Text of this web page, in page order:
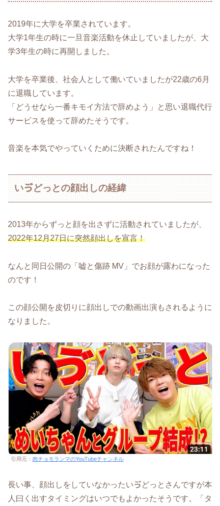
2019年に大学を卒業されています。
大学1年生の時に一旦音楽活動を休止していましたが、大
学3年生の時に再開しました。
大学を卒業後、社会人として働いていましたが22歳の6月
に退職しています。
「どうせなら一番キモイ方法で辞めよう」と思い退職代行
サービスを使って辞めたそうです。
音楽を本気でやっていくために決断されたんですね！
いゔどっとの顔出しの経緯
2013年からずっと顔を出さずに活動されていましたが、
2022年12月27日に突然顔出しを宣言！
なんと同日公開の「嘘と傷跡 MV」でお顔が露わになった
のです！
この顔公開を皮切りに顔出しでの動画出演もされるように
なりました。
引用元： 肉チョモランマのYouTubeチャンネル
長い事、顔出しをしていなかったいゔどっとさんですが本
人曰く出すタイミングはいつでもよかったそうです。「タ